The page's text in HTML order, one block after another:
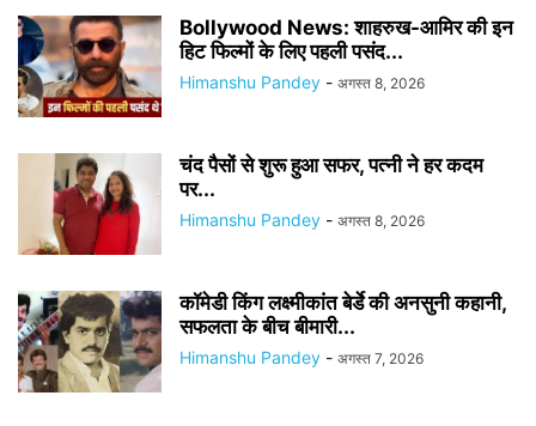
Bollywood News: शाहरुख-आमिर की इन
हिट फिल्मों के लिए पहली पसंद...
Himanshu Pandey - अगस्त 8, 2026
चंद पैसों से शुरू हुआ सफर, पत्नी ने हर कदम
पर...
Himanshu Pandey - अगस्त 8, 2026
कॉमेडी किंग लक्ष्मीकांत बेर्डे की अनसुनी कहानी,
सफलता के बीच बीमारी...
Himanshu Pandey - अगस्त 7, 2026